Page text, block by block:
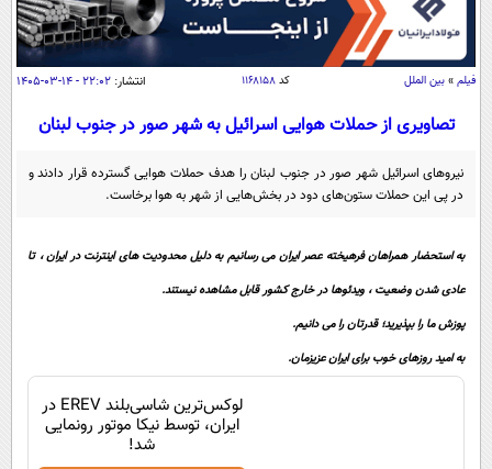
سواد زندگی
اقتصاد
اقتصادی
جامعه
حوادث
بین الملل
علم و دانش
سرگرمی
باشگاه مغز
فیلم
اقتصاد
عصر ایران 2
فیلم » بین الملل کد۱۱۶۸۱۵۸ انتشار: ۲۲:۰۲ - ۱۴-۰۳-۱۴۰۵
تصاویری از حملات هوایی اسرائیل به شهر صور در جنوب لبنان
نیرو‌های اسرائیل شهر صور در جنوب لبنان را هدف حملات هوایی گسترده قرار دادند و
در پی این حملات ستون‌های دود در بخش‌هایی از شهر به هوا برخاست.
به استحضار همراهان فرهیخته عصر ایران می رسانیم به دلیل محدودیت های اینترنت در ایران ، تا
عادی شدن وضعیت ، ویدئوها در خارج کشور قابل مشاهده نیستند.
پوزش ما را بپذیرید؛ قدرتان را می دانیم.
به امید روزهای خوب برای ایران عزیزمان.
لوکس‌ترین شاسی‌بلند EREV در
ایران، توسط نیکا موتور رونمایی
شد!